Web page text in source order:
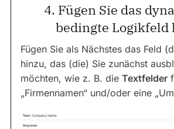
4. Fügen Sie das
bedingte Logikfeld
Fügen Sie als Nächstes das Feld
hinzu, das (die) Sie zunächst
möchten, wie z. B. die Textfelder
„Firmennamen“ und/oder eine